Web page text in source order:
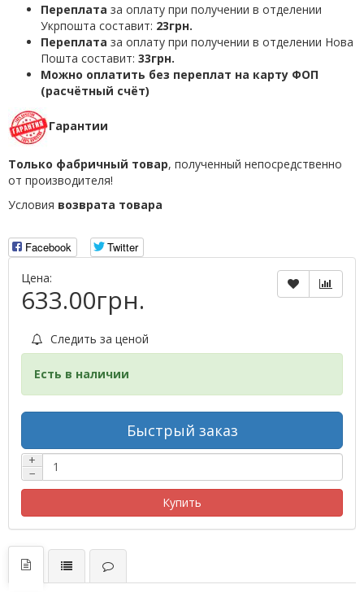
Переплата за оплату при получении в отделении
Укрпошта составит: 23грн.
Переплата за оплату при получении в отделении Нова
Пошта составит: 33грн.
Можно оплатить без переплат на карту ФОП
(расчётный счёт)
Гарантии
Только фабричный товар, полученный непосредственно
от производителя!
Условия возврата товара
Facebook
Twitter
Цена:
633.00грн.
Следить за ценой
Есть в наличии
Быстрый заказ
+
−
Купить